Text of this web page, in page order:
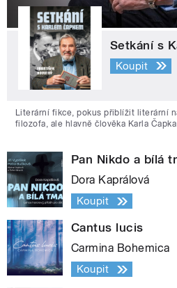
Setkání s
Koupit
Literární fikce, pokus přiblížit literární
filozofa, ale hlavně člověka Karla
Pan Nikdo a bílá
Dora Kaprálová
Koupit
Cantus lucis
Carmina Bohemica
Koupit